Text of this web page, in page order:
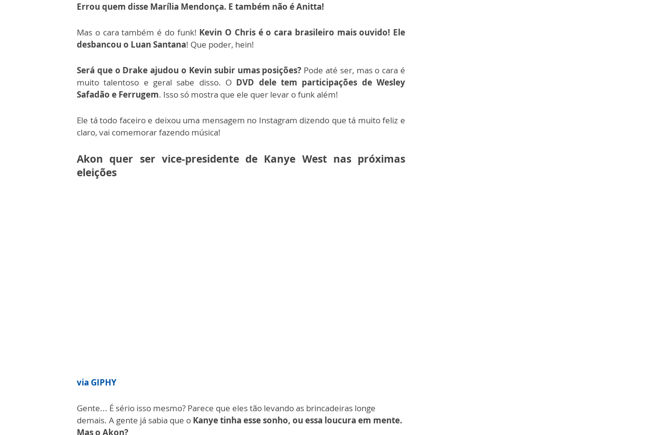
Errou quem disse Marília Mendonça. E também não é Anitta!
Mas o cara também é do funk! Kevin O Chris é o cara brasileiro mais ouvido! Ele
desbancou o Luan Santana! Que poder, hein!
Será que o Drake ajudou o Kevin subir umas posições? Pode até ser, mas o cara é
muito talentoso e geral sabe disso. O DVD dele tem participações de Wesley
Safadão e Ferrugem. Isso só mostra que ele quer levar o funk além!
Ele tá todo faceiro e deixou uma mensagem no Instagram dizendo que tá muito feliz e
claro, vai comemorar fazendo música!
Akon quer ser vice-presidente de Kanye West nas próximas
eleições
via GIPHY
Gente... É sério isso mesmo? Parece que eles tão levando as brincadeiras longe
demais. A gente já sabia que o Kanye tinha esse sonho, ou essa loucura em mente.
Mas o Akon?